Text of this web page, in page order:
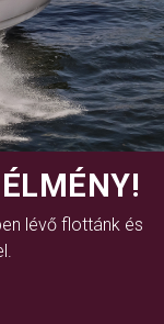
lévő flottánk és